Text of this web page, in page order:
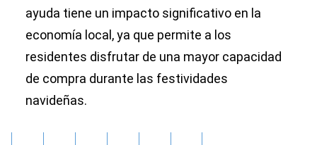
ayuda tiene un impacto significativo en la
economía local, ya que permite a los
residentes disfrutar de una mayor capacidad
de compra durante las festividades
navideñas.